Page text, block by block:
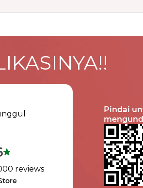
reviews
Pindai